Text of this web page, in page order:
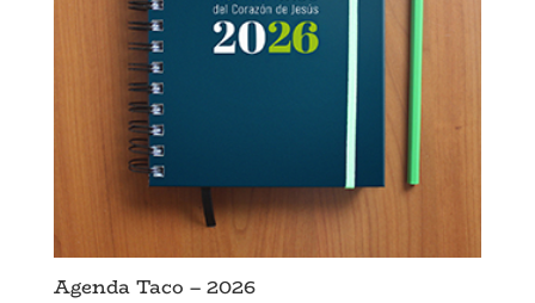
Agenda Taco – 2026